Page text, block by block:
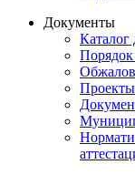
Документы
Каталог